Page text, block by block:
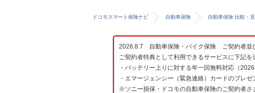
ドコモスマート保険ナビ 自動車保険 自動車保険 比較・
2026.8.7 自動車保険・バイク保険 ご契約者並
ご契約者特典として利用できるサービスに下記
・バッテリー上りに対する年一回無料対応（
・エマージェンシー（緊急連絡）カードのプレ
※ソニー損保・ドコモの自動車保険のご契約者さ